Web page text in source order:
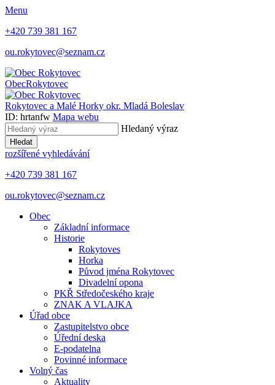
Menu
+420 739 381 167
ou.rokytovec@seznam.cz
ObecRokytovec
Rokytovec a Malé Horky okr. Mladá Boleslav
ID: hrtanfw Mapa webu
Hledaný výraz
Hledat
rozšířené vyhledávání
+420 739 381 167
ou.rokytovec@seznam.cz
Obec
Základní informace
Historie
Rokytoves
Horka
Původ jména Rokytovec
Divadelní opona
PKŘ Středočeského kraje
ZNAK A VLAJKA
Úřad obce
Zastupitelstvo obce
Úřední deska
E-podatelna
Povinné informace
Volný čas
Aktuality